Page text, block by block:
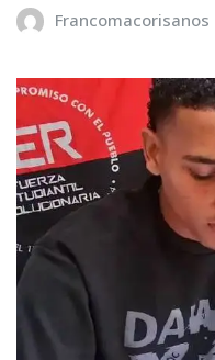
Francomacorisanos